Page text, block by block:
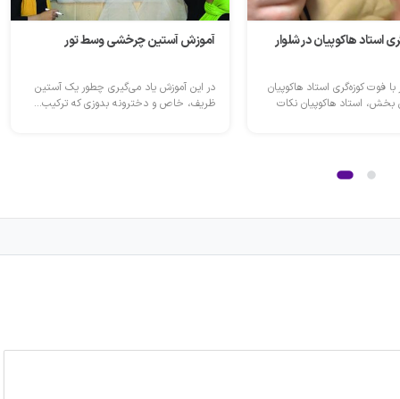
استاد هاکوپیان در شلوار
فوت کوزه‌گری استاد هاکوپیان
بخش، استاد هاکوپیان نکات
آموزش آستین چرخشی وسط تور
در این آموزش یاد می‌گیری چطور یک آستین
ظریف، خاص و دخترونه بدوزی که ترکیب...